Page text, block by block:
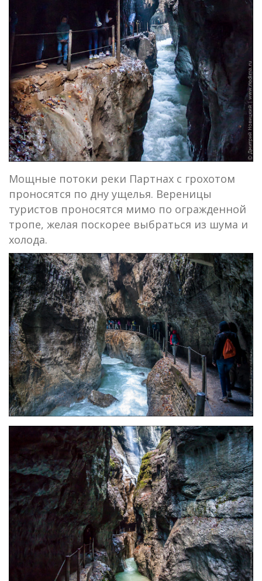
Мощные потоки реки Партнах с грохотом
проносятся по дну ущелья. Вереницы
туристов проносятся мимо по огражденной
тропе, желая поскорее выбраться из шума и
холода.